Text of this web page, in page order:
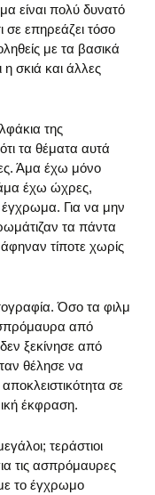
είναι πολύ δυνατό
σε επηρεάζει τόσο
με τα βασικά
σκιά και άλλες
της
τα θέματα αυτά
Άμα έχω μόνο
έχω ώχρες,
Για να μην
τα πάντα
τίποτε χωρίς
Όσο τα φιλμ
από
ξεκίνησε από
θέλησε να
σε
έκφραση.
τεράστιοι
τις ασπρόμαυρες
το έγχρωμο